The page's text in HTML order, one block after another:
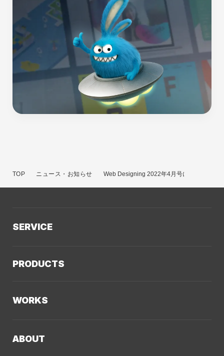
TOP ニュース・お知らせ Web Designing 2022年4月号に掲載されま
SERVICE
Web制作
デザイン・ブランディング
PRODUCTS
LLMO／AIO／GEO診断
WORKS
ABOUT